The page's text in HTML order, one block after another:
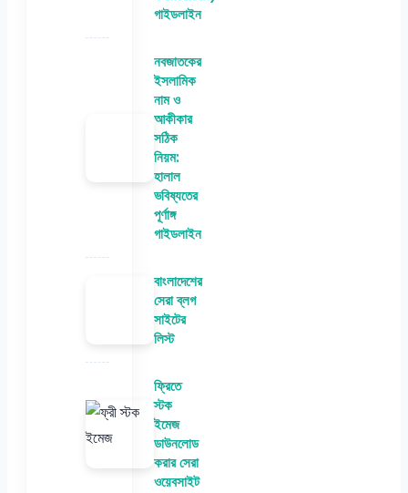
গাইডলাইন
নবজাতকের
ইসলামিক
নাম ও
আকীকার
সঠিক
নিয়ম:
হালাল
ভবিষ্যতের
পূর্ণাঙ্গ
গাইডলাইন
বাংলাদেশের
সেরা ব্লগ
সাইটের
লিস্ট
ফ্রিতে
স্টক
ইমেজ
ডাউনলোড
করার সেরা
ওয়েবসাইট